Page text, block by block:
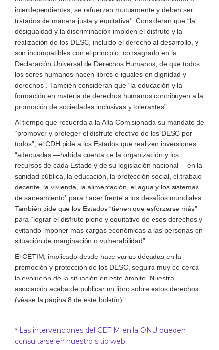
interdependientes, se refuerzan mutuamente y deben ser
tratados de manera justa y equitativa”. Consideran que “la
desigualdad y la discriminación impiden el disfrute y la
realización de los DESC, incluido el derecho al desarrollo, y
son incompatibles con el principio, consagrado en la
Declaración Universal de Derechos Humanos, de que todos
los seres humanos nacen libres e iguales en dignidad y
derechos”. También consideran que “la educación y la
formación en materia de derechos humanos contribuyen a la
promoción de sociedades inclusivas y tolerantes”.
Al tiempo que recuerda a la Alta Comisionada su mandato de
“promover y proteger el disfrute efectivo de los DESC por
todos”, el CDH pide a los Estados que realizen inversiones
“adecuadas —habida cuenta de la organización y los
recursos de cada Estado y de su legislación nacional— en la
sanidad pública, la educación, la protección social, el trabajo
decente, la vivienda, la alimentación, el agua y los sistemas
de saneamiento” para hacer frente a los desafíos mundiales.
También pide que los Estados “tienen que esforzarse más”
para “lograr el disfrute pleno y equitativo de esos derechos y
evitando imponer más cargas económicas a las personas en
situación de marginación o vulnerabilidad”.
El CETIM, implicado desde hace varias décadas en la
promoción y protección de los DESC, seguirá muy de cerca
la evolución de la situación en este ámbito. Nuestra
asociación acaba de publicar un libro sobre estos derechos
(véase la página 8 de este boletín).
* Las intervenciones del CETIM en la ONU pueden
consultarse en nuestro sitio web